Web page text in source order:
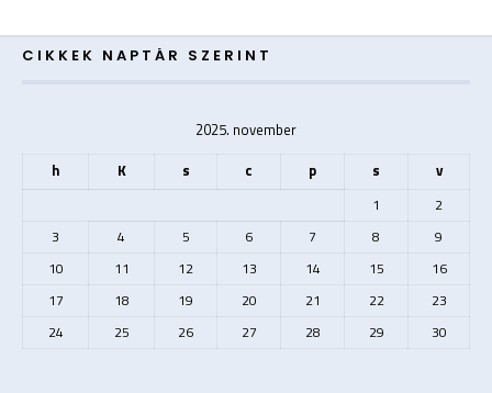
CIKKEK NAPTÁR SZERINT
2025. november
h
K s c p s v
1
2
3
4 5 6 7 8
9
10
11 12 13 14 15
16
17
18 19 20 21 22
23
24
25 26 27 28 29 30